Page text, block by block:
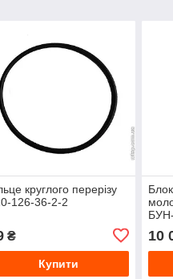
круглого перерізу
126-36-2-2
₴
Купити
10